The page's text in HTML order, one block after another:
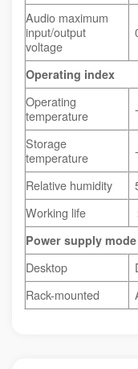
Audio maximum
input/output
voltage
Operating index
Operating
temperature
Storage
temperature
Relative humidity
Working life
Power supply mode
Desktop
Rack-mounted